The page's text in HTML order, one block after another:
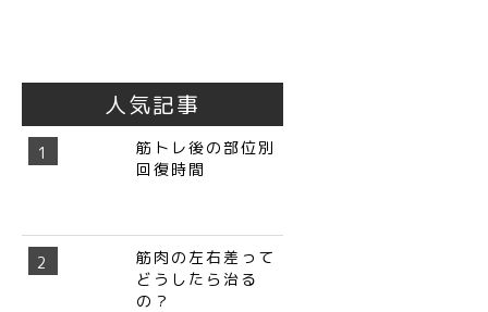
人気記事
筋トレ後の部位別
回復時間
筋肉の左右差って
どうしたら治る
の？